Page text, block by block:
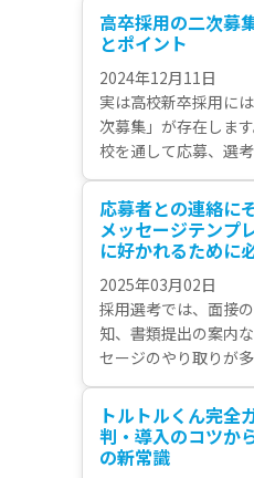
選考開始まで、高校
たい日程について解
高卒採用の二次募
とポイント
2024年12月11日
実は高校新卒採用に
次募集」が存在します。 高校生は9月
校を通して応募、選
す。 この時期が「一
次募集期間終了後に
ずさらに募集を継続
採用活動を行うのが「
応募者との連絡に
メッセージテンプ
に好かれるために
2025年03月02日
採用選考では、面接
知、書類提出の案内
セージのやり取りが
らのやり取りは、応
象に関わるので、気
に使えるテンプレー
で、適切なタイミン
トルトルくん完全
判・導入のコツか
の新常識